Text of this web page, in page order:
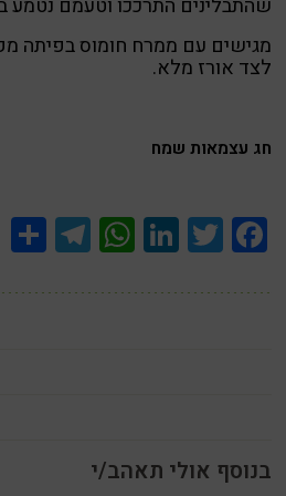
מגישים עם ממרח חומוס בפיתה
לצד אורז מלא.
חג עצמאות שמח
Facebook
Twitter
LinkedIn
WhatsApp
בנוסף אולי תאהב/י